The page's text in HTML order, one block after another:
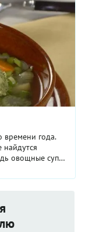
времени года.
овощные супы